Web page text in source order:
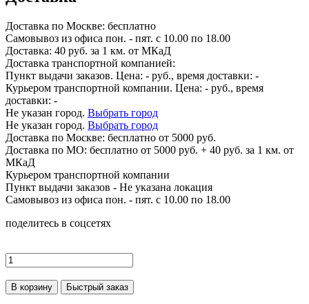
Доставка по Москве: бесплатно
Самовывоз из офиса пон. - пят. с 10.00 по 18.00
Доставка: 40 руб. за 1 км. от МКаД
Доставка транспортной компанией:
Пункт выдачи заказов. Цена: - руб., время доставки: -
Курьером транспортной компании. Цена: - руб., время
доставки: -
Не указан город. Выбрать город
Не указан город. Выбрать город
Доставка по Москве: бесплатно от 5000 руб.
Доставка по МО: бесплатно от 5000 руб. + 40 руб. за 1 км. от
МКаД
Курьером транспортной компании
Пункт выдачи заказов - Не указана локация
Самовывоз из офиса пон. - пят. с 10.00 по 18.00
поделитесь в соцсетях
В корзину Быстрый заказ